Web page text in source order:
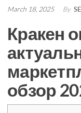
March 18, 2025 By
Кракен
обзор